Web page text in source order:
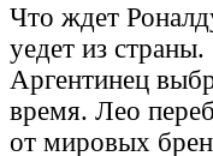
Что ждет
уедет из
Аргентинец
время. Лео
от мировых